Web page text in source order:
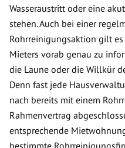
Wasseraustritt oder eine
stehen. Auch bei einer
Rohrreinigungsaktion gilt es
Mieters vorab genau zu
die Laune oder die Willkür
Denn fast jede
nach bereits mit einem
Rahmenvertrag
entsprechende